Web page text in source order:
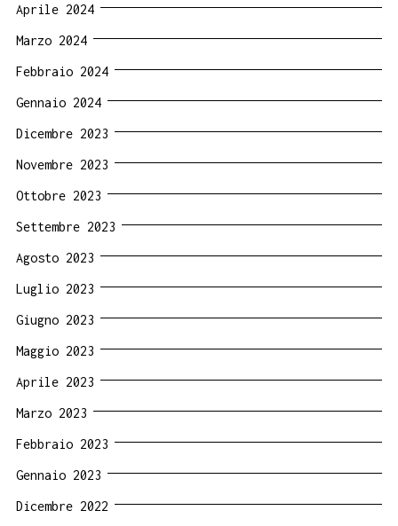
Aprile 2024
Marzo 2024
Febbraio 2024
Gennaio 2024
Dicembre 2023
Novembre 2023
Ottobre 2023
Settembre 2023
Agosto 2023
Luglio 2023
Giugno 2023
Maggio 2023
Aprile 2023
Marzo 2023
Febbraio 2023
Gennaio 2023
Dicembre 2022